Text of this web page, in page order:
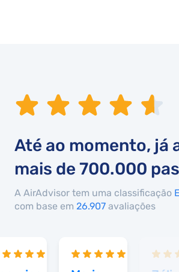
Até ao momento, já
mais de 700.000
A AirAdvisor tem uma classificação
com base em 26.907 avaliações